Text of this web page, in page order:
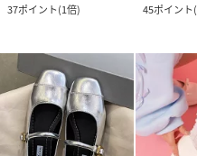
37ポイント(1倍)
45ポイント(